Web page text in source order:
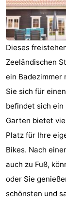
Frühstück)
Strand
Sehen
tun
Museen
-
Denkmäler
Aussichtspunkte
Attraktionen
Spielplätze
-
Indoor-
Dieses
Zeeländischen
ein Badezimmer
Sie sich für
befindet sich ein
Garten bietet
Platz für Ihre
Bikes. Nach
auch zu Fuß,
oder Sie
schönsten und